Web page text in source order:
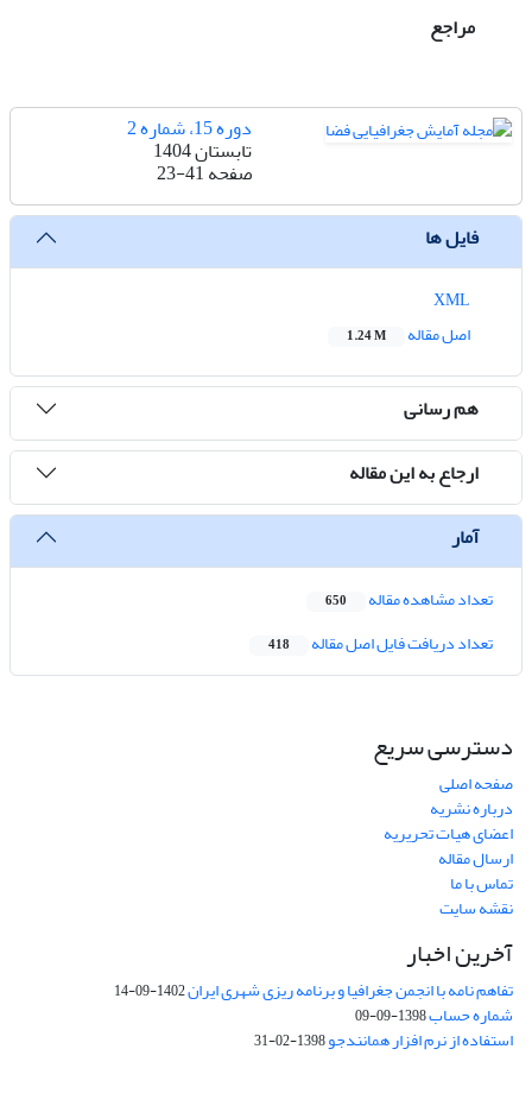
مراجع
دوره 15، شماره 2
تابستان 1404
صفحه23-41
فایل ها
اصل مقاله
1.24 M
هم رسانی
ارجاع به این مقاله
آمار
تعداد مشاهده مقاله 650
تعداد دریافت فایل اصل مقاله 418
دسترسی سریع
صفحه اصلی
درباره نشریه
اعضای هیات تحریریه
ارسال مقاله
تماس با ما
نقشه سایت
آخرین اخبار
تفاهم نامه با انجمن جغرافیا و برنامه ریزی شهری ایران1402-09-14
شماره حساب1398-09-09
استفاده از نرم افزار همانندجو1398-02-31